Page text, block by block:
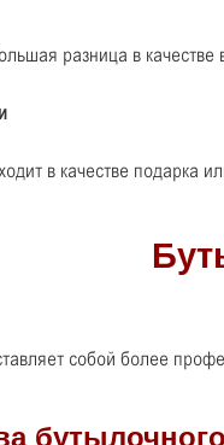
разница в
в качестве подарка
собой более